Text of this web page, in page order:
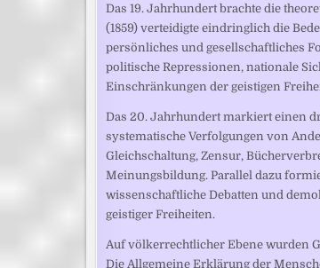
Das 19. Jahrhundert brachte die
(1859) verteidigte eindringlich die
persönliches und gesellschaftliches
politische Repressionen, nationale
Einschränkungen der geistigen
Das 20. Jahrhundert markiert einen
systematische Verfolgungen von
Gleichschaltung, Zensur,
Meinungsbildung. Parallel dazu
wissenschaftliche Debatten und
geistiger Freiheiten.
Auf völkerrechtlicher Ebene wurden
Die Allgemeine Erklärung der